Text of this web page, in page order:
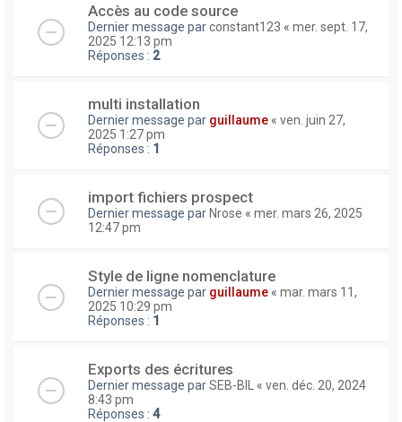
Accès au code source
Dernier message parconstant123 « mer. sept. 17,
2025 12:13 pm
Réponses : 2
multi installation
Dernier message par guillaume « ven. juin 27,
2025 1:27 pm
Réponses : 1
import fichiers prospect
Dernier message par Nrose « mer. mars 26, 2025
12:47 pm
Style de ligne nomenclature
Dernier message par guillaume « mar. mars 11,
2025 10:29 pm
Réponses : 1
Exports des écritures
Dernier message parSEB-BIL « ven. déc. 20, 2024
8:43 pm
Réponses : 4